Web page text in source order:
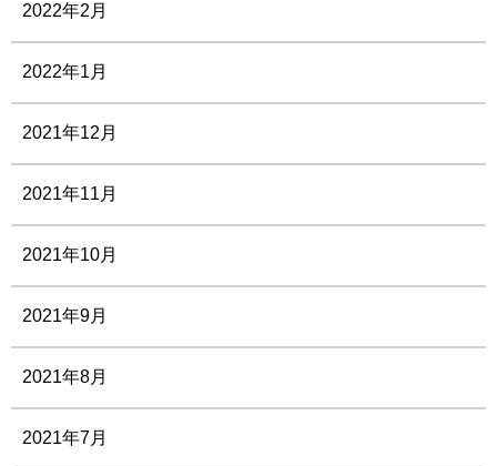
2022年2月
2022年1月
2021年12月
2021年11月
2021年10月
2021年9月
2021年8月
2021年7月